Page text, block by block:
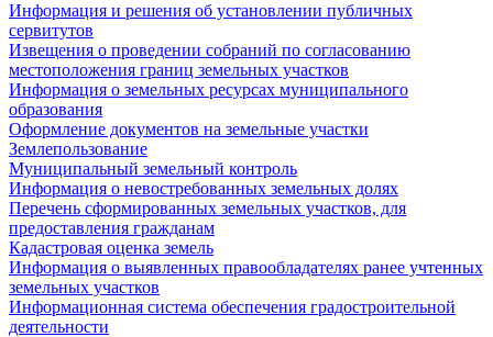
Информация и решения об установлении публичных
сервитутов
Извещения о проведении собраний по согласованию
местоположения границ земельных участков
Информация о земельных ресурсах муниципального
образования
Оформление документов на земельные участки
Землепользование
Муниципальный земельный контроль
Информация о невостребованных земельных долях
Перечень сформированных земельных участков, для
предоставления гражданам
Кадастровая оценка земель
Информация о выявленных правообладателях ранее учтенных
земельных участков
Информационная система обеспечения градостроительной
деятельности